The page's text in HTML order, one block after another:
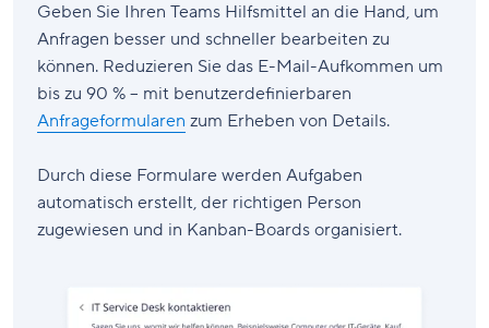
Geben Sie Ihren Teams Hilfsmittel an die Hand, um
Anfragen besser und schneller bearbeiten zu
können. Reduzieren Sie das E-Mail-Aufkommen um
bis zu 90 % – mit benutzerdefinierbaren
Anfrageformularen zum Erheben von Details.
Durch diese Formulare werden Aufgaben
automatisch erstellt, der richtigen Person
zugewiesen und in Kanban-Boards organisiert.